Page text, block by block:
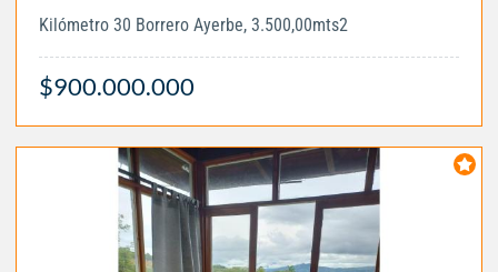
Kilómetro 30 Borrero Ayerbe, 3.500,00mts2
$900.000.000